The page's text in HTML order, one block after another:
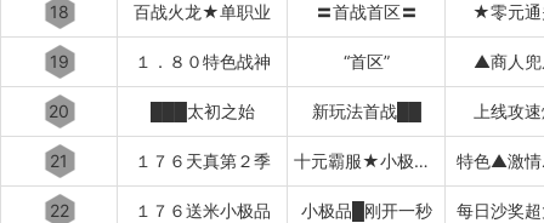
18 百战火龙★单职业 〓首战首区〓 ★零元
19 １．８０特色战神 “首区” ▲商人
20 ███太初之始 新玩法首战██ 上线攻
21 １７６天真第２季 十元霸服★小极品+７ 特色▲激
22 １７６送米小极品 小极品█刚开一秒 每日沙奖